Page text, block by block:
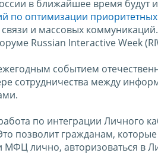
в ближайшее время будут
по оптимизации приоритетных
и массовых
Russian Interactive Week
событием
сотрудничества между
по интеграции Личного
позволит гражданам,
МФЦ лично, авторизоваться в